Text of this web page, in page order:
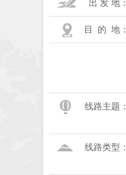
出 发 地：
目 的 地：
线路主题：
线路类型：